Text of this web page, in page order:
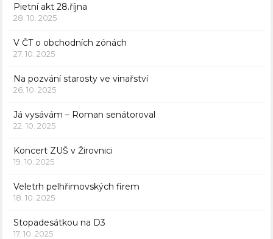
Pietní akt 28.října
28. 10. 2025
V ČT o obchodních zónách
27. 10. 2025
Na pozvání starosty ve vinařství
26. 10. 2025
Já vysávám – Roman senátoroval
22. 10. 2025
Koncert ZUŠ v Žirovnici
19. 10. 2025
Veletrh pelhřimovských firem
18. 10. 2025
Stopadesátkou na D3
17. 10. 2025